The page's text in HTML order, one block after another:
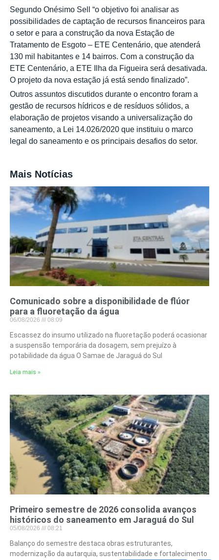
Segundo Onésimo Sell “o objetivo foi analisar as
possibilidades de captação de recursos financeiros para
o setor e para a construção da nova Estação de
Tratamento de Esgoto – ETE Centenário, que atenderá
130 mil habitantes e 14 bairros. Com a construção da
ETE Centenário, a ETE Ilha da Figueira será desativada.
O projeto da nova estação já está sendo finalizado”.
Outros assuntos discutidos durante o encontro foram a
gestão de recursos hídricos e de resíduos sólidos, a
elaboração de projetos visando a universalização do
saneamento, a Lei 14.026/2020 que instituiu o marco
legal do saneamento e os principais desafios do setor.
Mais Notícias
Comunicado sobre a disponibilidade de flúor
para a fluoretação da água
06/08/2026 08:09
Escassez do insumo utilizado na fluoretação poderá ocasionar
a suspensão temporária da dosagem, sem prejuízo à
potabilidade da água O Samae de Jaraguá do Sul
Leia mais »
Primeiro semestre de 2026 consolida avanços
históricos do saneamento em Jaraguá do Sul
05/08/2026 08:21
Balanço do semestre destaca obras estruturantes,
modernização da autarquia, sustentabilidade e fortalecimento